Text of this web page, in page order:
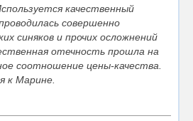
качественный
совершенно
синяков и прочих осложнений
отечность прошла на
соотношение цены-качества.
к Марине.